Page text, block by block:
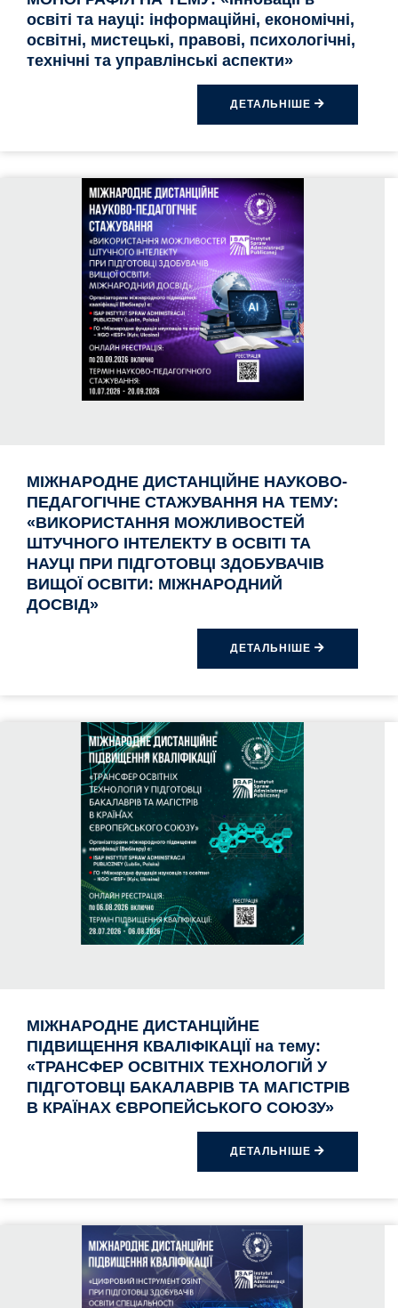
освіті та науці: інформаційні, економічні,
освітні, мистецькі, правові, психологічні,
технічні та управлінські аспекти»
ДЕТАЛЬНІШЕ
МІЖНАРОДНЕ ДИСТАНЦІЙНЕ НАУКОВО-
ПЕДАГОГІЧНЕ СТАЖУВАННЯ НА ТЕМУ:
«ВИКОРИСТАННЯ МОЖЛИВОСТЕЙ
ШТУЧНОГО ІНТЕЛЕКТУ В ОСВІТІ ТА
НАУЦІ ПРИ ПІДГОТОВЦІ ЗДОБУВАЧІВ
ВИЩОЇ ОСВІТИ: МІЖНАРОДНИЙ
ДОСВІД»
ДЕТАЛЬНІШЕ
МІЖНАРОДНЕ ДИСТАНЦІЙНЕ
ПІДВИЩЕННЯ КВАЛІФІКАЦІЇ на тему:
«ТРАНСФЕР ОСВІТНІХ ТЕХНОЛОГІЙ У
ПІДГОТОВЦІ БАКАЛАВРІВ ТА МАГІСТРІВ
В КРАЇНАХ ЄВРОПЕЙСЬКОГО СОЮЗУ»
ДЕТАЛЬНІШЕ